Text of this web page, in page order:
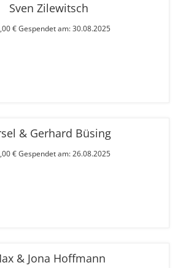
Sven Zilewitsch
€ Gespendet am: 30.08.2025
& Gerhard Büsing
€ Gespendet am: 26.08.2025
& Jona Hoffmann